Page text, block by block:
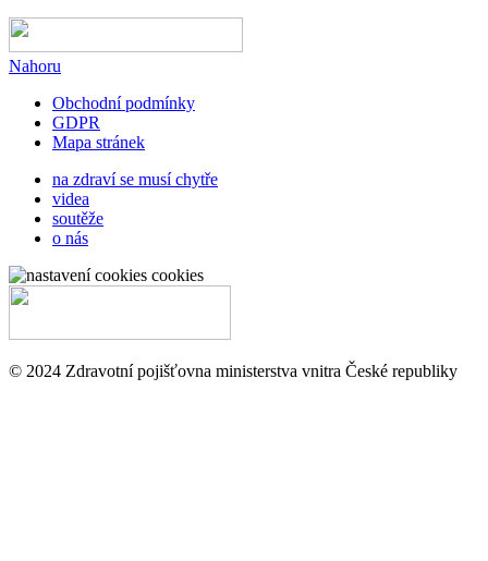
Nahoru
Obchodní podmínky
GDPR
Mapa stránek
na zdraví se musí chytře
videa
soutěže
o nás
cookies
© 2024 Zdravotní pojišťovna ministerstva vnitra České republiky